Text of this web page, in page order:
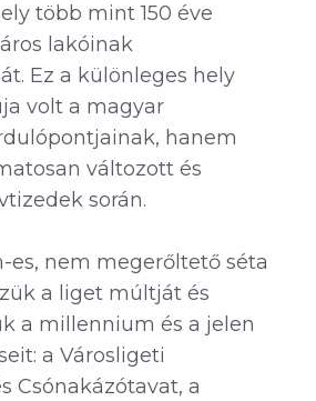
több mint 150 éve
lakóinak
Ez a különleges hely
volt a magyar
hanem
változott és
során.
es, nem megerőltető séta
a liget múltját és
a millennium és a jelen
a Városligeti
Csónakázótavat, a